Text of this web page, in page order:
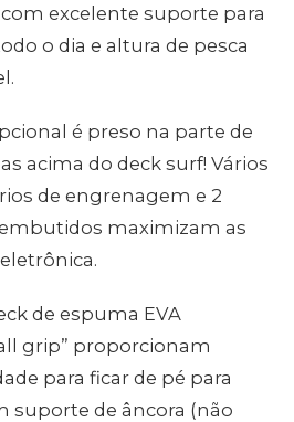
excelente suporte para
o dia e altura de pesca
é preso na parte de
acima do deck surf! Vários
de engrenagem e 2
maximizam as
de espuma EVA
grip” proporcionam
para ficar de pé para
suporte de âncora (não